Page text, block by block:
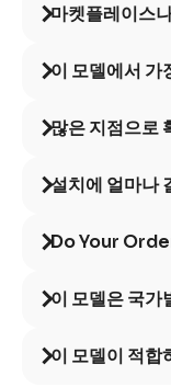
마켓플레이스
이 모델에서 가
많은 지점으로
설치에 얼마나
Do Your
이 모델은 국가
이 모델이 적합